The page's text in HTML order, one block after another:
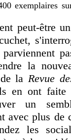
exemplaires
peut-être
la
de laRevue
en ont faite
un
avec plus de
les